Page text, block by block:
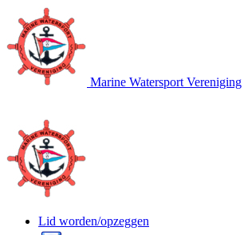
Marine Watersport Vereniging
Lid worden/opzeggen